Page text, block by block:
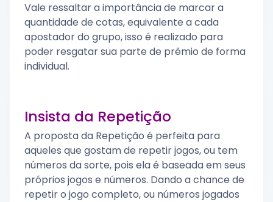
Vale ressaltar a importância de marcar a
quantidade de cotas, equivalente a cada
apostador do grupo, isso é realizado para
poder resgatar sua parte de prêmio de forma
individual.
Insista da Repetição
A proposta da Repetição é perfeita para
aqueles que gostam de repetir jogos, ou tem
números da sorte, pois ela é baseada em seus
próprios jogos e números. Dando a chance de
repetir o jogo completo, ou números jogados